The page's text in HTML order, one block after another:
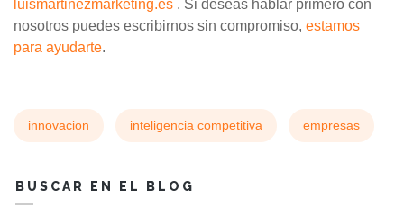
luismartinezmarketing.es . Si deseas hablar primero con
nosotros puedes escribirnos sin compromiso, estamos
para ayudarte.
innovacion inteligencia competitiva empresas
BUSCAR EN EL BLOG